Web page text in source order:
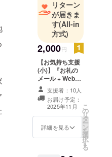
行う。2012
年、表現を
模索した結
果、自分な
り
の「天下統
一」を目指
す。日本全
国を自転車
という " 馬 "
で
旅をしなが
ら４７都道
リターン
が届きま
す(All-in
方式)
2,000円
【お気持ち支援
(小)】『お礼の
メール + Webと
作品集にお名前
掲載』 芸術祭
ホームページと
作品集に支援者
様のお名前
（ニックネー
支援者：10人
お届け予定：
2025年11月
詳細を見る
こ
の
リ
タ
ー
ン
を
選
択
す
る